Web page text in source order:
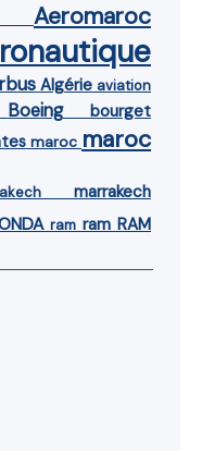
Aeromaroc
Algérie aviation
Boeing bourget
maroc maroc
marrakech
ram ram RAM